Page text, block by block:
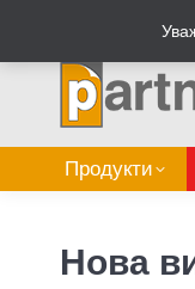
Продукти
Нова